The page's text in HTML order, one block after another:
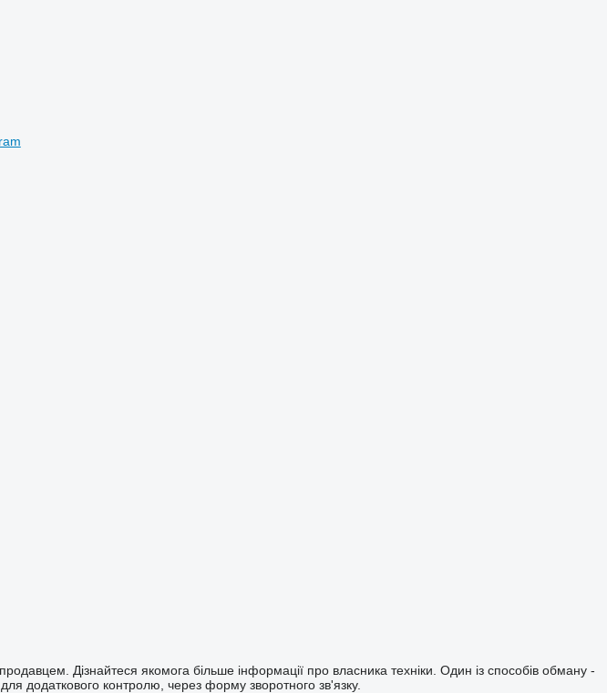
Дізнайтеся якомога більше інформації про власника техніки. Один із способів обману -
додаткового контролю, через форму зворотного зв'язку.